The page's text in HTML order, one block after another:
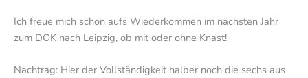
Ich freue mich schon aufs Wiederkommen im nächsten Jahr
zum DOK nach Leipzig, ob mit oder ohne Knast!
Nachtrag: Hier der Vollständigkeit halber noch die sechs aus